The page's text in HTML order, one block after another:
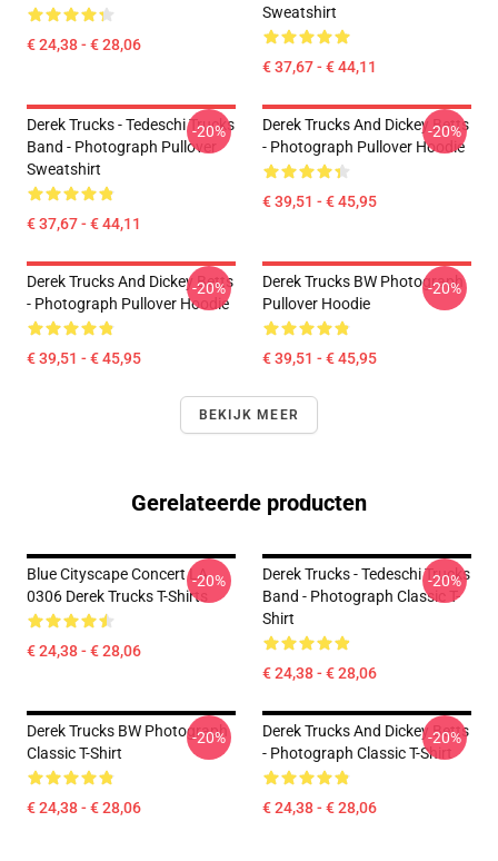
€ 24,38 - € 28,06
Sweatshirt
€ 37,67 - € 44,11
Derek Trucks - Tedeschi Trucks
Band - Photograph Pullover
Sweatshirt
€ 37,67 - € 44,11
-20%
Derek Trucks And Dickey Betts
- Photograph Pullover Hoodie
€ 39,51 - € 45,95
-20%
Derek Trucks And Dickey Betts
- Photograph Pullover Hoodie
€ 39,51 - € 45,95
-20%
Derek Trucks BW Photograph
Pullover Hoodie
€ 39,51 - € 45,95
-20%
BEKIJK MEER
Gerelateerde producten
Blue Cityscape Concert LA
0306 Derek Trucks T-Shirts
€ 24,38 - € 28,06
-20%
Derek Trucks - Tedeschi Trucks
Band - Photograph Classic T-
Shirt
€ 24,38 - € 28,06
-20%
Derek Trucks BW Photograph
Classic T-Shirt
€ 24,38 - € 28,06
-20%
Derek Trucks And Dickey Betts
- Photograph Classic T-Shirt
€ 24,38 - € 28,06
-20%